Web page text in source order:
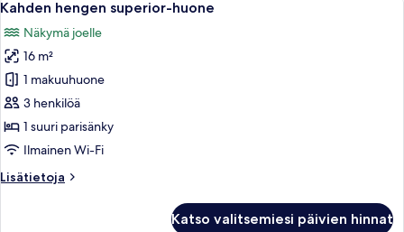
kaikki
huonetyypin
Kahden
hengen
superior-
huone
kuvat
10
Kahden hengen superior-huone
Näkymä joelle
16 m²
1 makuuhuone
3 henkilöä
1 suuri parisänky
Ilmainen Wi-Fi
Lisätietoja
Lisätietoja
Katso valitsemiesi päivien hinnat